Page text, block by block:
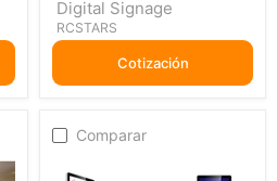
Network
Digital
Signage
Digital Signage
RCSTARS
Cotización
Comparar